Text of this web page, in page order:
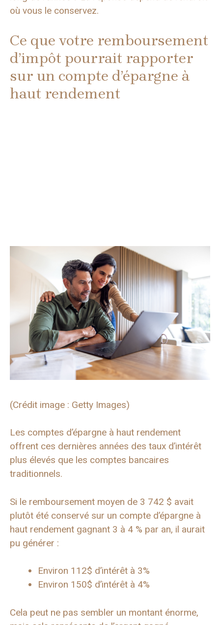
où vous le conservez.
Ce que votre remboursement
d’impôt pourrait rapporter
sur un compte d’épargne à
haut rendement
(Crédit image : Getty Images)
Les comptes d’épargne à haut rendement
offrent ces dernières années des taux d’intérêt
plus élevés que les comptes bancaires
traditionnels.
Si le remboursement moyen de 3 742 $ avait
plutôt été conservé sur un compte d’épargne à
haut rendement gagnant 3 à 4 % par an, il aurait
pu générer :
Environ 112$ d’intérêt à 3%
Environ 150$ d’intérêt à 4%
Cela peut ne pas sembler un montant énorme,